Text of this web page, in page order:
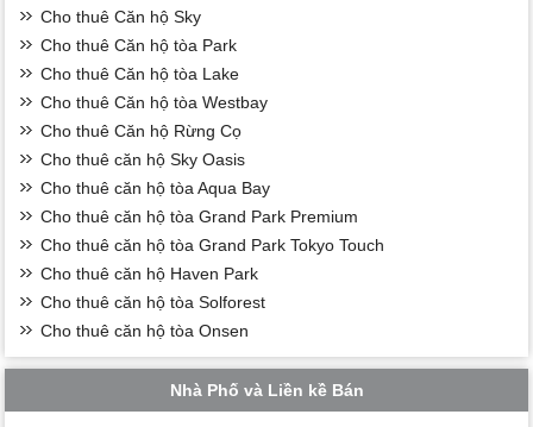
Cho thuê Căn hộ Sky
Cho thuê Căn hộ tòa Park
Cho thuê Căn hộ tòa Lake
Cho thuê Căn hộ tòa Westbay
Cho thuê Căn hộ Rừng Cọ
Cho thuê căn hộ Sky Oasis
Cho thuê căn hộ tòa Aqua Bay
Cho thuê căn hộ tòa Grand Park Premium
Cho thuê căn hộ tòa Grand Park Tokyo Touch
Cho thuê căn hộ Haven Park
Cho thuê căn hộ tòa Solforest
Cho thuê căn hộ tòa Onsen
Nhà Phố và Liền kề Bán